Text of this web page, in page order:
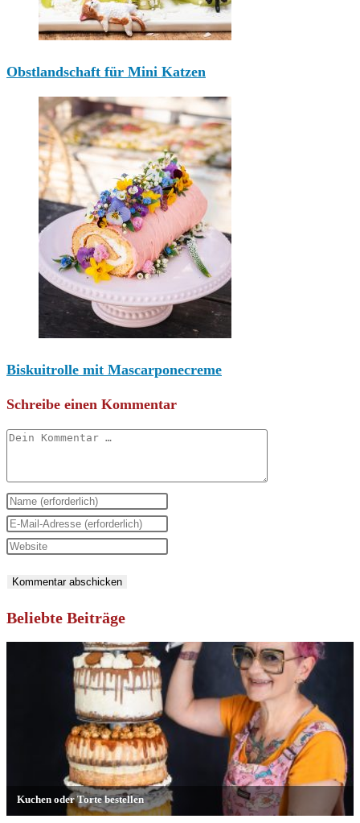
Obstlandschaft für Mini Katzen
Biskuitrolle mit Mascarponecreme
Schreibe einen Kommentar
Kommentar
Gib
deinen
Namen
Benutzernamen
zum
Gib
deine
Mail-
Adresse
Kommentieren
Gib
Website-
URL
Beliebte Beiträge